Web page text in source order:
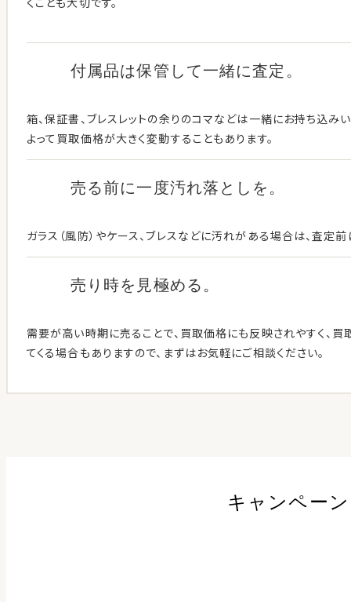
付属品は保管して一緒に査定。
箱、保証書、ブレスレットの余りのコマなどは一緒にお持ち込み
よって買取価格が大きく変動することもあります。
売る前に一度汚れ落としを。
ガラス（風防）やケース、ブレスなどに汚れがある場合は、査定
売り時を見極める。
需要が高い時期に売ることで、買取価格にも反映されやすく、
てくる場合もありますので、まずはお気軽にご相談ください。
キャンペーン